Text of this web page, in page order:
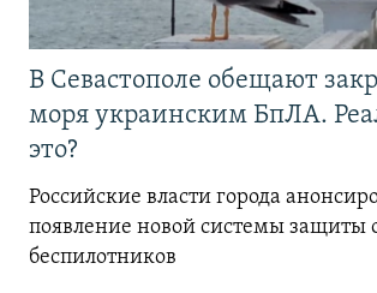
В Севастополе обещают
моря украинским БпЛА.
это?
Российские власти города
появление новой системы защиты
беспилотников